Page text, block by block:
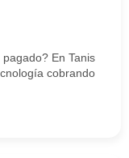
En Tanis
cobrando